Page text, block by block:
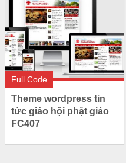
Full Code
Theme wordpress tin
tức giáo hội phật giáo
FC407